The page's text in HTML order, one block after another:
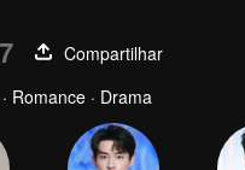
Compartilhar
Romance · Drama